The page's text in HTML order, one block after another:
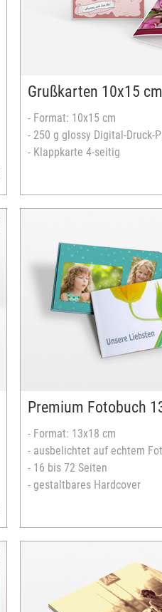
Grußkarten 10x15 cm
- Format: 10x15 cm
- 250 g glossy Digital-Druck-
- Klappkarte 4-seitig
unterschiedliche
inkl. passendem
optional mit
Premium Fotobuch
- Format: 13x18 cm
- ausbelichtet auf echtem
- 16 bis 72 Seiten
- gestaltbares Hardcover
Format: 20x20 cm
ausbelichtet auf
Einband: matt
spezielle
24 bis 120 Seiten
gestaltbares
zahlreiche
Format: 20x30 cm
Foto-, Bütten-